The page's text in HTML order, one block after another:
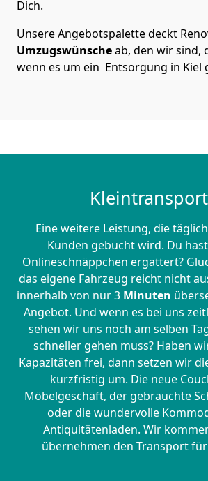
Dich.
Unsere Angebotspalette deckt
Umzugswünscheab, den wir sind,
wenn es um ein Entsorgung in Kiel
Eine weitere Leistung, die
Kunden gebucht wird. Du
Onlineschnäppchen ergattert?
das eigene Fahrzeug reicht nicht
innerhalb von nur 3 Minuten
Angebot. Und wenn es bei uns
sehen wir uns noch am selben
schneller gehen muss? Haben
Kapazitäten frei, dann setzen wir
kurzfristig um. Die neue
Möbelgeschäft, der gebrauchte
oder die wundervolle
Antiquitätenladen. Wir
übernehmen den Transport für